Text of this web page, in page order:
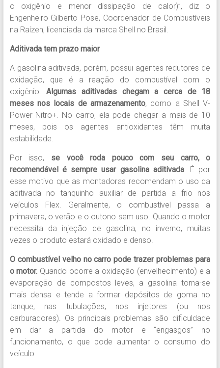
o oxigênio e menor dissipação de calor)”, diz o
Engenheiro Gilberto Pose, Coordenador de Combustíveis
na Raízen, licenciada da marca Shell no Brasil.
Aditivada tem prazo maior
A gasolina aditivada, porém, possui agentes redutores de
oxidação, que é a reação do combustível com o
oxigênio.Algumas aditivadas chegam a cerca de 18
meses nos locais de armazenamento, como a Shell V-
Power Nitro+. No carro, ela pode chegar a mais de 10
meses, pois os agentes antioxidantes têm muita
estabilidade.
Por isso, se você roda pouco com seu carro, o
recomendável é sempre usar gasolina aditivada. É por
esse motivo que as montadoras recomendam o uso da
aditivada no tanquinho auxiliar de partida a frio nos
veículos Flex. Geralmente, o combustível passa a
primavera, o verão e o outono sem uso. Quando o motor
necessita da injeção de gasolina, no inverno, muitas
vezes o produto estará oxidado e denso.
O combustível velho no carro pode trazer problemas para
o motor. Quando ocorre a oxidação (envelhecimento) e a
evaporação de compostos leves, a gasolina torna-se
mais densa e tende a formar depósitos de goma no
tanque, nas tubulações, nos injetores (ou nos
carburadores). Os principais problemas são dificuldade
em dar a partida do motor e “engasgos” no
funcionamento, o que pode aumentar o consumo do
veículo.